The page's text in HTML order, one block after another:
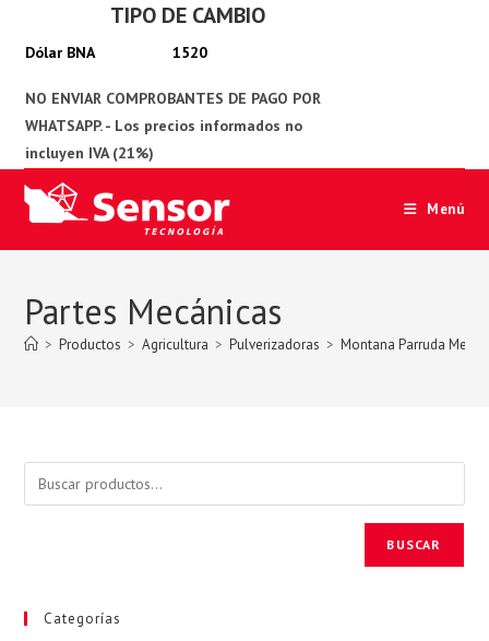
TIPO DE CAMBIO
1520
Menú
Partes Mecánicas
> Productos > Agricultura > Pulverizadoras > Montana Parruda
BUSCAR
Categorías